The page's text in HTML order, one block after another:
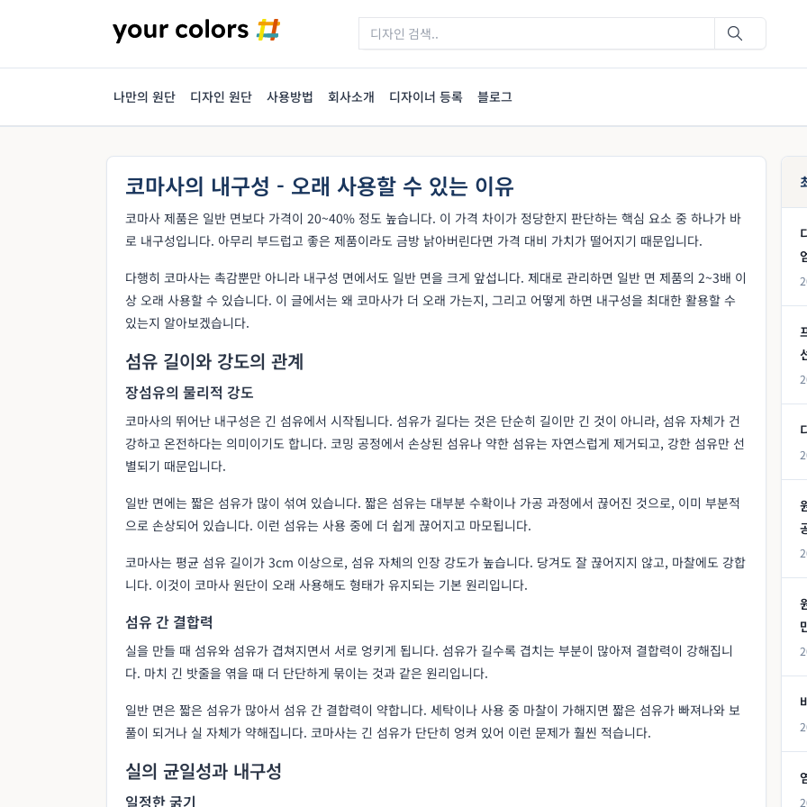
나만의 원단 디자인 원단 사용방법 회사소개 디자이너 등록 블로그
코마사의 내구성 - 오래 사용할 수 있는 이유
코마사 제품은 일반 면보다 가격이 20~40% 정도 높습니다. 이 가격 차이가 정당한지 판단하는 핵심 요소 중 하나가 바
로 내구성입니다. 아무리 부드럽고 좋은 제품이라도 금방 낡아버린다면 가격 대비 가치가 떨어지기 때문입니다.
다행히 코마사는 촉감뿐만 아니라 내구성 면에서도 일반 면을 크게 앞섭니다. 제대로 관리하면 일반 면 제품의 2~3배 이
상 오래 사용할 수 있습니다. 이 글에서는 왜 코마사가 더 오래 가는지, 그리고 어떻게 하면 내구성을 최대한 활용할 수
있는지 알아보겠습니다.
섬유 길이와 강도의 관계
장섬유의 물리적 강도
코마사의 뛰어난 내구성은 긴 섬유에서 시작됩니다. 섬유가 길다는 것은 단순히 길이만 긴 것이 아니라, 섬유 자체가 건
강하고 온전하다는 의미이기도 합니다. 코밍 공정에서 손상된 섬유나 약한 섬유는 자연스럽게 제거되고, 강한 섬유만 선
별되기 때문입니다.
일반 면에는 짧은 섬유가 많이 섞여 있습니다. 짧은 섬유는 대부분 수확이나 가공 과정에서 끊어진 것으로, 이미 부분적
으로 손상되어 있습니다. 이런 섬유는 사용 중에 더 쉽게 끊어지고 마모됩니다.
코마사는 평균 섬유 길이가 3cm 이상으로, 섬유 자체의 인장 강도가 높습니다. 당겨도 잘 끊어지지 않고, 마찰에도 강합
니다. 이것이 코마사 원단이 오래 사용해도 형태가 유지되는 기본 원리입니다.
섬유 간 결합력
실을 만들 때 섬유와 섬유가 겹쳐지면서 서로 엉키게 됩니다. 섬유가 길수록 겹치는 부분이 많아져 결합력이 강해집니
다. 마치 긴 밧줄을 엮을 때 더 단단하게 묶이는 것과 같은 원리입니다.
일반 면은 짧은 섬유가 많아서 섬유 간 결합력이 약합니다. 세탁이나 사용 중 마찰이 가해지면 짧은 섬유가 빠져나와 보
풀이 되거나 실 자체가 약해집니다. 코마사는 긴 섬유가 단단히 엉켜 있어 이런 문제가 훨씬 적습니다.
실의 균일성과 내구성
일정한 굵기